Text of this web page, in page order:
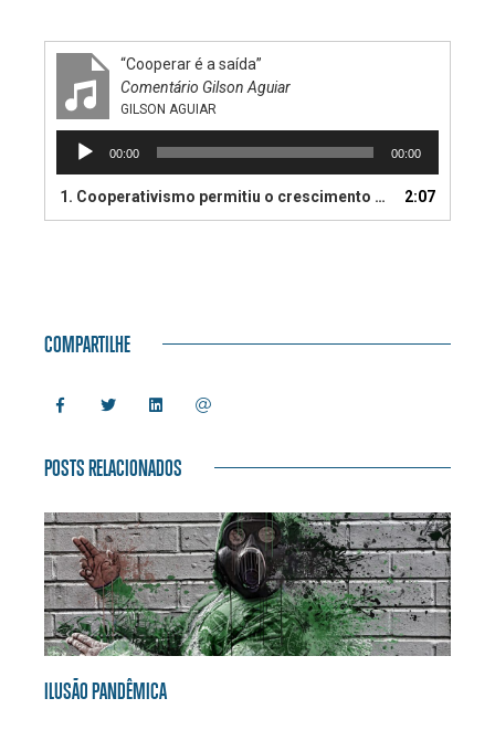
“Cooperar é a saída”
Comentário Gilson Aguiar
GILSON AGUIAR
Tocador
áudio
00:00 00:00
1. Cooperativismo permitiu o crescimento de economias regionais no Sul e Sudeste do país. 2:07
COMPARTILHE
POSTS RELACIONADOS
ILUSÃO PANDÊMICA